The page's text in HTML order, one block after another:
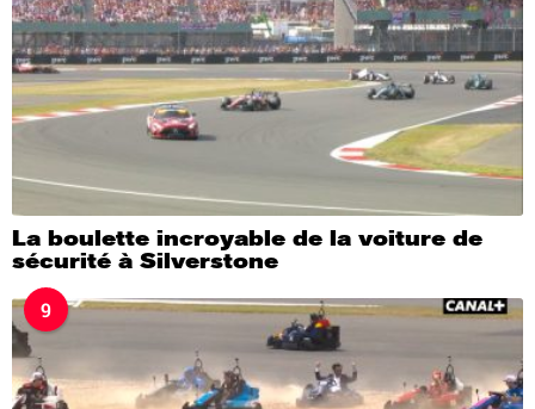
La boulette incroyable de la voiture de
sécurité à Silverstone
9